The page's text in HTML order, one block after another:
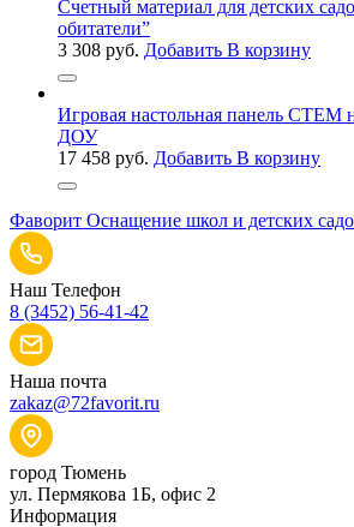
Счетный материал для детских
обитатели”
3 308 руб. Добавить В корзину
Игровая настольная панель СТЕМ
ДОУ
17 458 руб. Добавить В корзину
Фаворит Оснащение школ и детских
Наш Телефон
8 (3452) 56-41-42
Наша почта
zakaz@72favorit.ru
город Тюмень
ул. Пермякова 1Б, офис 2
Информация